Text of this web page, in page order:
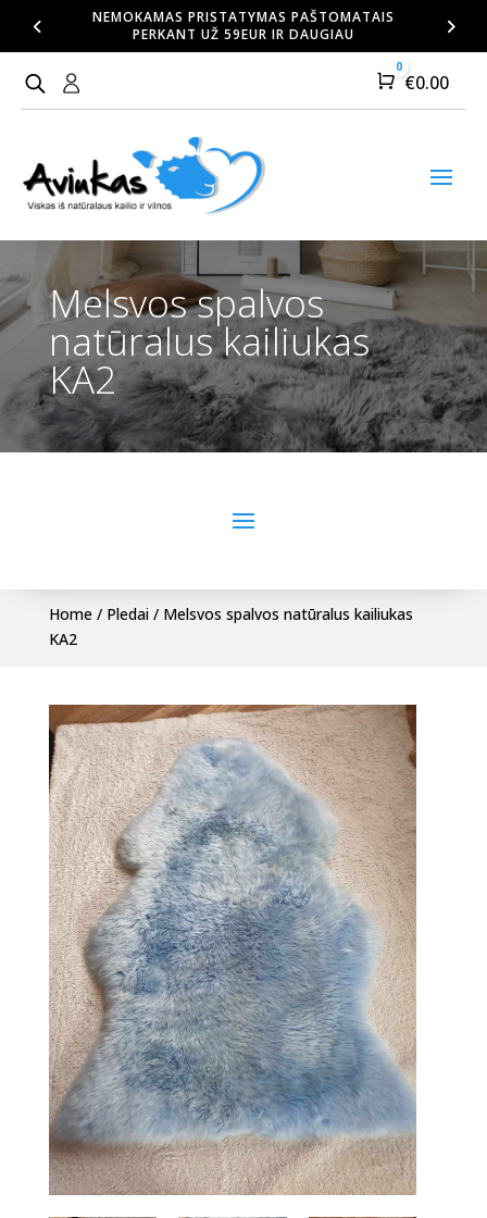
NEMOKAMAS PRISTATYMAS PAŠTOMATAIS
PERKANT UŽ 59EUR IR DAUGIAU
Cart
0
€0.00
Melsvos spalvos
natūralus kailiukas
KA2
Home/ Pledai/ Melsvos spalvos natūralus kailiukas
KA2